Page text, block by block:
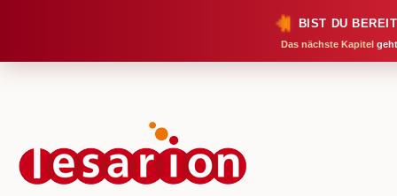
BIST DU
Das nächste Kapitel